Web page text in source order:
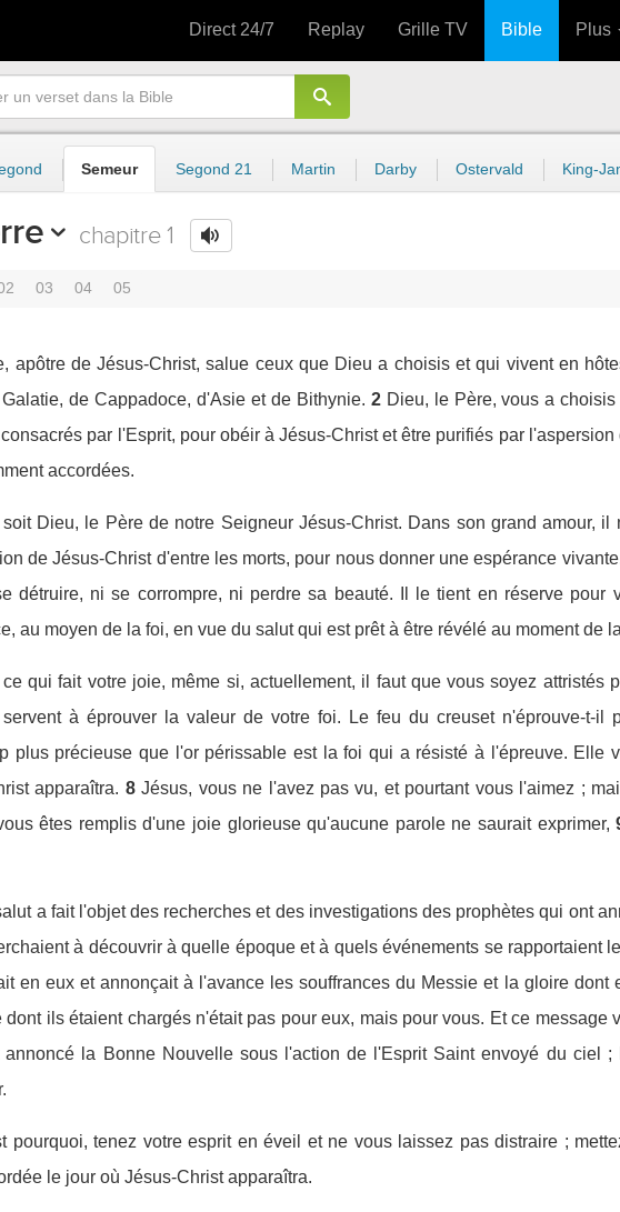
Direct 24/7 Replay Grille TV Bible Plus
Semeur Segond 21 Martin Darby Ostervald King-
chapitre 1
03 04 05
apôtre de Jésus-Christ, salue ceux que Dieu a choisis et qui vivent en
de Cappadoce, d'Asie et de Bithynie. 2 Dieu, le Père, vous a
par l'Esprit, pour obéir à Jésus-Christ et être purifiés par
accordées.
soit Dieu, le Père de notre Seigneur Jésus-Christ. Dans son grand amour,
de Jésus-Christ d'entre les morts, pour nous donner une espérance
détruire, ni se corrompre, ni perdre sa beauté. Il le tient en réserve pour
au moyen de la foi, en vue du salut qui est prêt à être révélé au moment de
qui fait votre joie, même si, actuellement, il faut que vous soyez attristés
à éprouver la valeur de votre foi. Le feu du creuset n'éprouve-t-
plus précieuse que l'or périssable est la foi qui a résisté à l'épreuve. Elle
apparaîtra. 8 Jésus, vous ne l'avez pas vu, et pourtant vous l'aimez ;
êtes remplis d'une joie glorieuse qu'aucune parole ne saurait exprimer,
a fait l'objet des recherches et des investigations des prophètes qui ont
à découvrir à quelle époque et à quels événements se rapportaient
en eux et annonçait à l'avance les souffrances du Messie et la gloire dont
dont ils étaient chargés n'était pas pour eux, mais pour vous. Et ce
annoncé la Bonne Nouvelle sous l'action de l'Esprit Saint envoyé du ciel
pourquoi, tenez votre esprit en éveil et ne vous laissez pas distraire ;
le jour où Jésus-Christ apparaîtra.